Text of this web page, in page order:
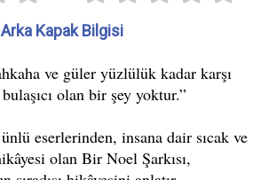
Arka Kapak Bilgisi